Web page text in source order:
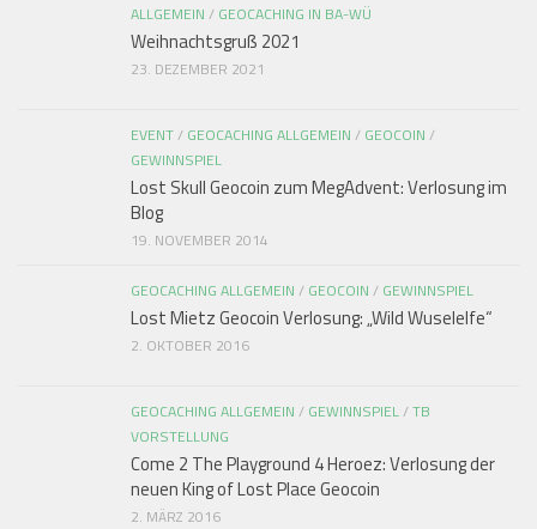
ALLGEMEIN / GEOCACHING IN BA-WÜ
Weihnachtsgruß 2021
23. DEZEMBER 2021
EVENT/ GEOCACHING ALLGEMEIN / GEOCOIN /
GEWINNSPIEL
Lost Skull Geocoin zum MegAdvent: Verlosung im
Blog
19. NOVEMBER 2014
GEOCACHING ALLGEMEIN / GEOCOIN / GEWINNSPIEL
Lost Mietz Geocoin Verlosung: „Wild Wuselelfe“
2. OKTOBER 2016
GEOCACHING ALLGEMEIN / GEWINNSPIEL/TB
VORSTELLUNG
Come 2 The Playground 4 Heroez: Verlosung der
neuen King of Lost Place Geocoin
2. MÄRZ 2016